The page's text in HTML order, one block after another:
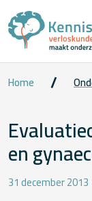
Home
en
31 december 2013